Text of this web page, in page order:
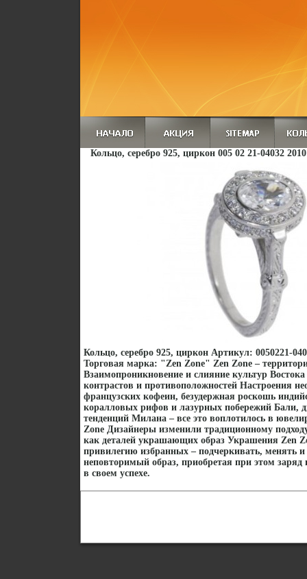
Кольцо, серебро 925, циркон 005 02 21-04032
Кольцо, серебро 925, циркон Артикул: 0050221-
Торговая марка: "Zen Zone" Zen Zone –
Взаимопроникновение и слияние культур Востока
контрастов и противоположностей Настроения
французских кофеин, безудержная роскошь
коралловых рифов и лазурных побережий Бали,
тенденций Милана – все это воплотилось в
Zone Дизайнеры изменили традиционному
как деталей украшающих образ Украшения Zen
привилегию избранных – подчеркивать, менять и
неповторимый образ, приобретая при этом заряд
в своем успехе.